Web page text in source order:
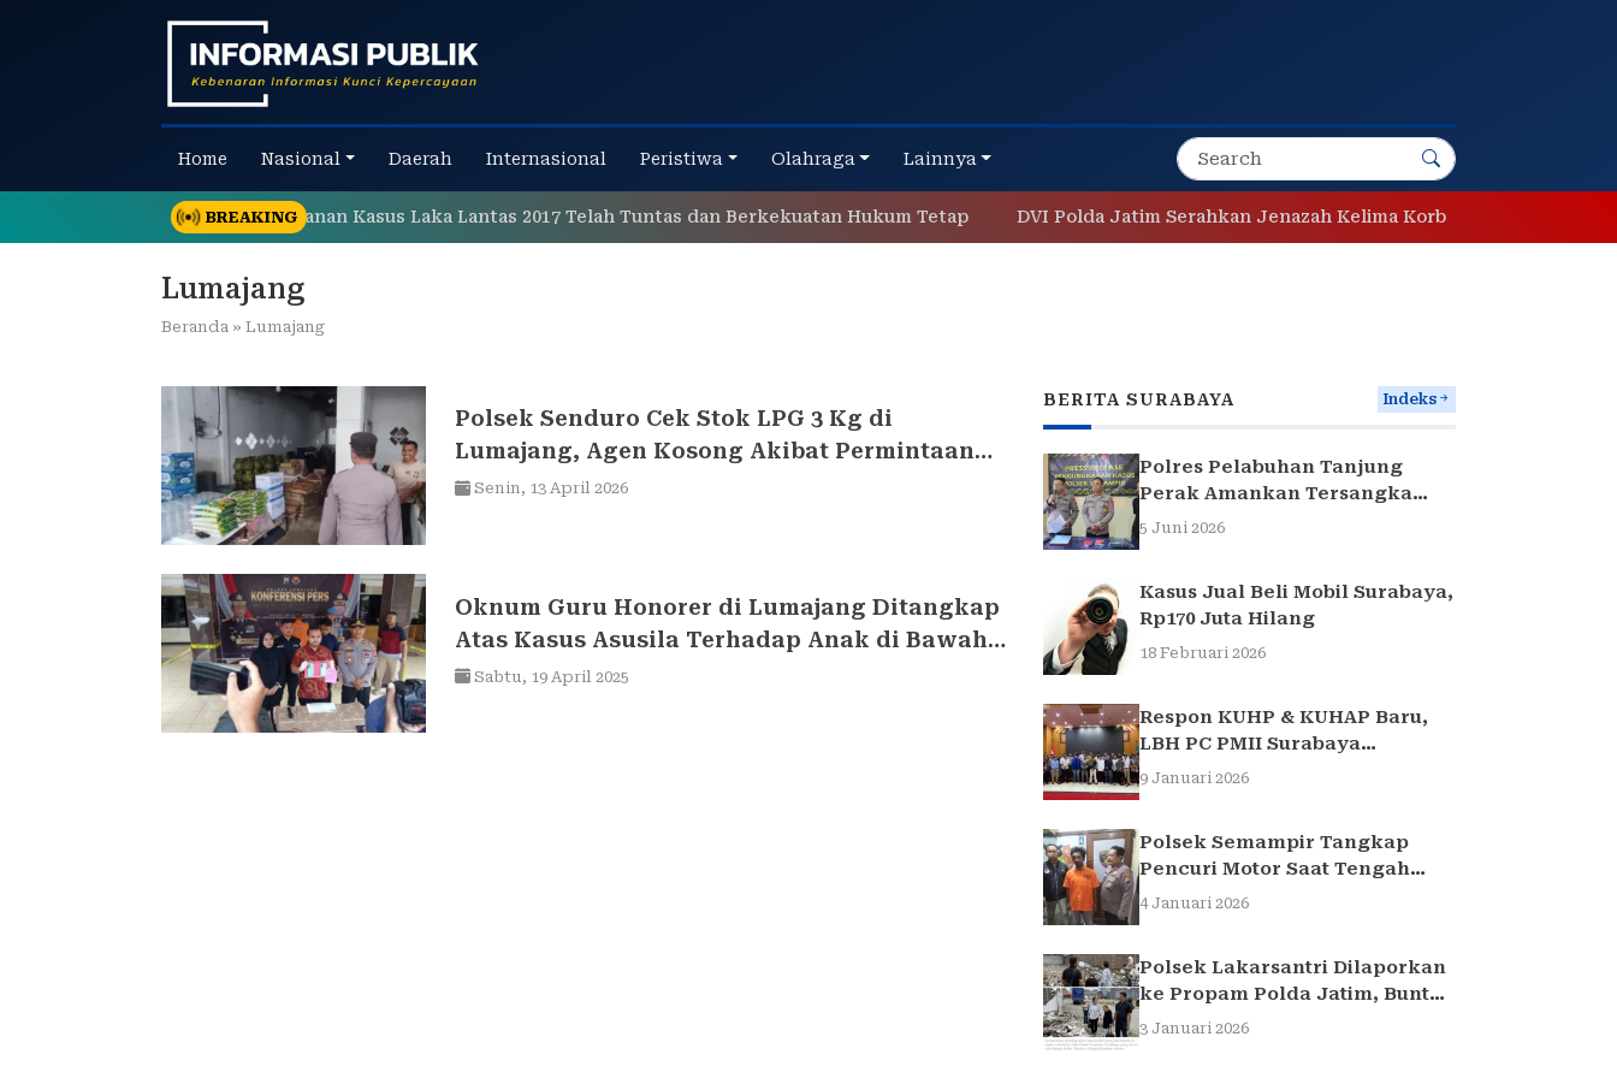
Home Nasional Daerah Internasional Peristiwa Olahraga Lainnya
BREAKING
Pasuruan Tegaskan Penanganan Kasus Laka Lantas 2017 Telah Tuntas dan Berkekuatan Hukum Tetap DVI Polda Jatim Serahkan Jenazah Kelima Korban KM Mutiara
Lumajang
Beranda » Lumajang
Polsek Senduro Cek Stok LPG 3 Kg di
Lumajang, Agen Kosong Akibat Permintaan
Tinggi
Senin, 13 April 2026
Oknum Guru Honorer di Lumajang Ditangkap
Atas Kasus Asusila Terhadap Anak di Bawah
Umur
Sabtu, 19 April 2025
BERITA SURABAYA Indeks
Polres Pelabuhan Tanjung
Perak Amankan Tersangka
Pencuri Komponen Traffic
5 Juni 2026
Kasus Jual Beli Mobil Surabaya,
Rp170 Juta Hilang
18 Februari 2026
Respon KUHP & KUHAP Baru,
LBH PC PMII Surabaya
Selenggarakan Sarasehan
9 Januari 2026
Polsek Semampir Tangkap
Pencuri Motor Saat Tengah
Jadi Amuk Massa
4 Januari 2026
Polsek Lakarsantri Dilaporkan
ke Propam Polda Jatim, Buntut
Kasus Nenek Elina
3 Januari 2026